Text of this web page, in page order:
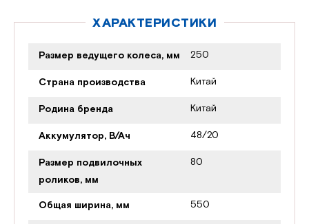
ХАРАКТЕРИСТИКИ
Размер ведущего колеса, мм 250
Страна производства Китай
Родина бренда Китай
Аккумулятор, В/Ач 48/20
Размер подвилочных
роликов, мм
80
Общая ширина, мм 550